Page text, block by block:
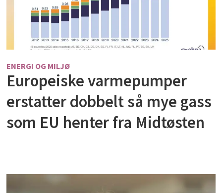
ENERGI OG MILJØ
Europeiske varmepumper
erstatter dobbelt så mye gass
som EU henter fra Midtøsten